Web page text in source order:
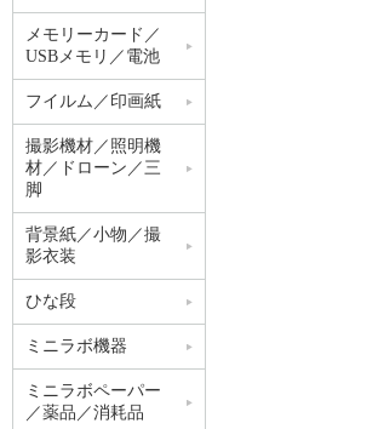
メモリーカード／
USBメモリ／電池
フイルム／印画紙
撮影機材／照明機
材／ドローン／三
脚
背景紙／小物／撮
影衣装
ひな段
ミニラボ機器
ミニラボペーパー
／薬品／消耗品